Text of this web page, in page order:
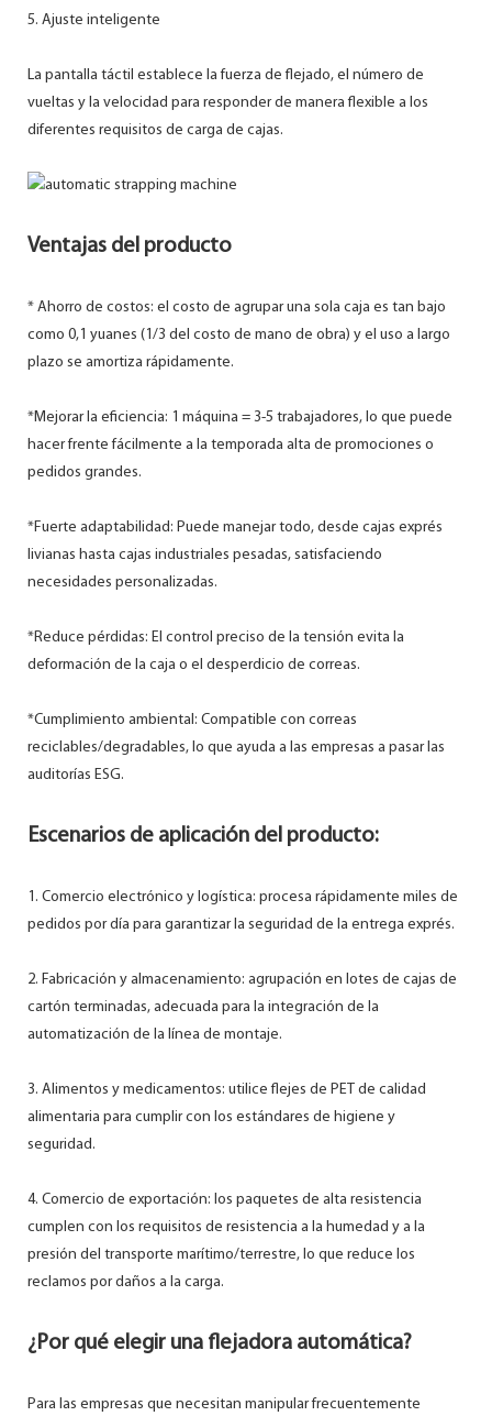
5. Ajuste inteligente
La pantalla táctil establece la fuerza de flejado, el número de
vueltas y la velocidad para responder de manera flexible a los
diferentes requisitos de carga de cajas.
Ventajas del producto
* Ahorro de costos: el costo de agrupar una sola caja es tan bajo
como 0,1 yuanes (1/3 del costo de mano de obra) y el uso a largo
plazo se amortiza rápidamente.
*Mejorar la eficiencia: 1 máquina = 3-5 trabajadores, lo que puede
hacer frente fácilmente a la temporada alta de promociones o
pedidos grandes.
*Fuerte adaptabilidad: Puede manejar todo, desde cajas exprés
livianas hasta cajas industriales pesadas, satisfaciendo
necesidades personalizadas.
*Reduce pérdidas: El control preciso de la tensión evita la
deformación de la caja o el desperdicio de correas.
*Cumplimiento ambiental: Compatible con correas
reciclables/degradables, lo que ayuda a las empresas a pasar las
auditorías ESG.
Escenarios de aplicación del producto:
1. Comercio electrónico y logística: procesa rápidamente miles de
pedidos por día para garantizar la seguridad de la entrega exprés.
2. Fabricación y almacenamiento: agrupación en lotes de cajas de
cartón terminadas, adecuada para la integración de la
automatización de la línea de montaje.
3. Alimentos y medicamentos: utilice flejes de PET de calidad
alimentaria para cumplir con los estándares de higiene y
seguridad.
4. Comercio de exportación: los paquetes de alta resistencia
cumplen con los requisitos de resistencia a la humedad y a la
presión del transporte marítimo/terrestre, lo que reduce los
reclamos por daños a la carga.
¿Por qué elegir una flejadora automática?
Para las empresas que necesitan manipular frecuentemente